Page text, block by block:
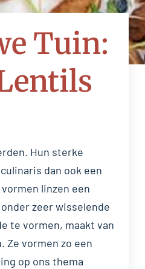
Tuin:
Hun sterke
dan ook een
linzen een
zeer wisselende
te vormen, maakt van
Ze vormen zo een
op ons thema